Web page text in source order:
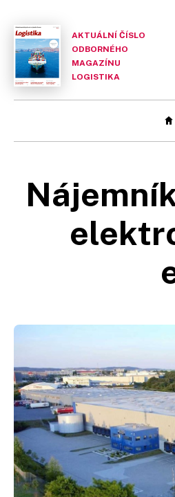
AKTUÁLNÍ ČÍSLO
ODBORNÉHO
MAGAZÍNU
LOGISTIKA